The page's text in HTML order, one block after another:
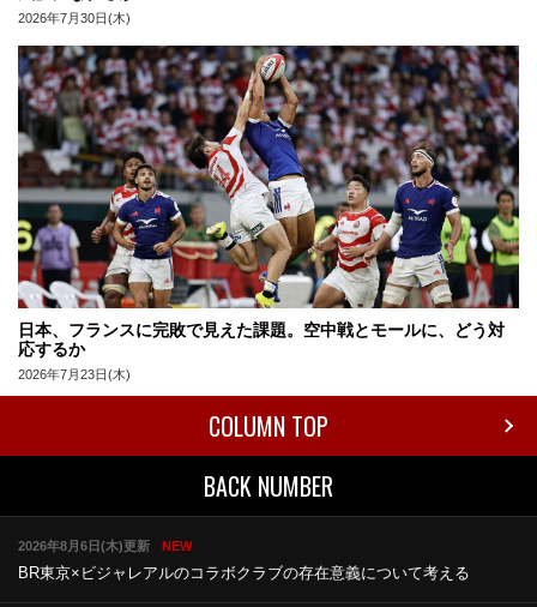
2026年7月30日(木)
日本、フランスに完敗で見えた課題。空中戦とモールに、どう対
応するか
2026年7月23日(木)
COLUMN TOP
BACK NUMBER
2026年8月6日(木)更新 NEW
BR東京×ビジャレアルのコラボクラブの存在意義について考える